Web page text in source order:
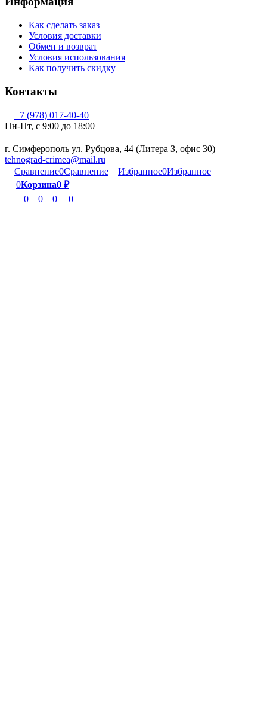
Как сделать заказ
Условия доставки
Обмен и возврат
Условия использования
Как получить скидку
Контакты
+7 (978) 017-40-40
Пн-Пт, c 9:00 до 18:00
г. Симферополь ул. Рубцова, 44 (Литера З, офис 30)
tehnograd-crimea@mail.ru
Сравнение0Сравнение Избранное0Избранное
0Корзина0 ₽
0
0 0 0